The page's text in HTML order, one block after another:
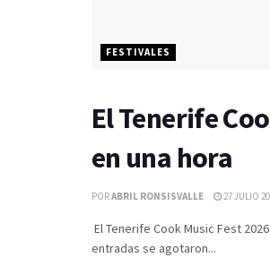
FESTIVALES
El Tenerife
en una hora
PORABRIL RONSISVALLE 27 JULIO
El Tenerife Cook Music Fest
entradas se agotaron...